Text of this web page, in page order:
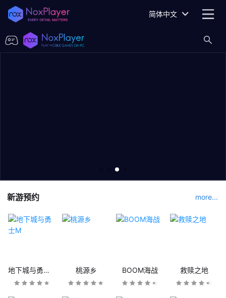
简体中文
新游预约 more...
地下城与勇士M 桃源乡 BOOM海战 救赎之地